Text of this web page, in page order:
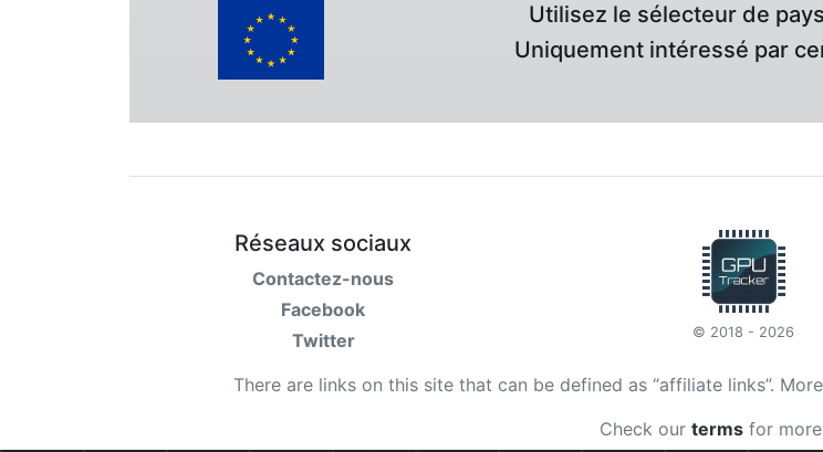
Utilisez le sélecteur de
Uniquement intéressé par
Réseaux sociaux
Contactez-nous
Facebook
Twitter
© 2018 - 2026
There are links on this site that can be defined as “affiliate links”.
Check our terms for